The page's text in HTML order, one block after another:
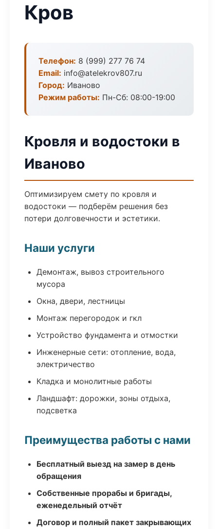
Кров
Телефон: 8 (999) 277 76 74
Email: info@atelekrov807.ru
Город: Иваново
Режим работы: Пн-Сб: 08:00-19:00
Кровля и водостоки в
Иваново
Оптимизируем смету по кровля и
водостоки — подберём решения без
потери долговечности и эстетики.
Наши услуги
Демонтаж, вывоз строительного
мусора
Окна, двери, лестницы
Монтаж перегородок и гкл
Устройство фундамента и отмостки
Инженерные сети: отопление, вода,
электричество
Кладка и монолитные работы
Ландшафт: дорожки, зоны отдыха,
подсветка
Преимущества работы с нами
Бесплатный выезд на замер в день
обращения
Собственные прорабы и бригады,
еженедельный отчёт
Договор и полный пакет закрывающих